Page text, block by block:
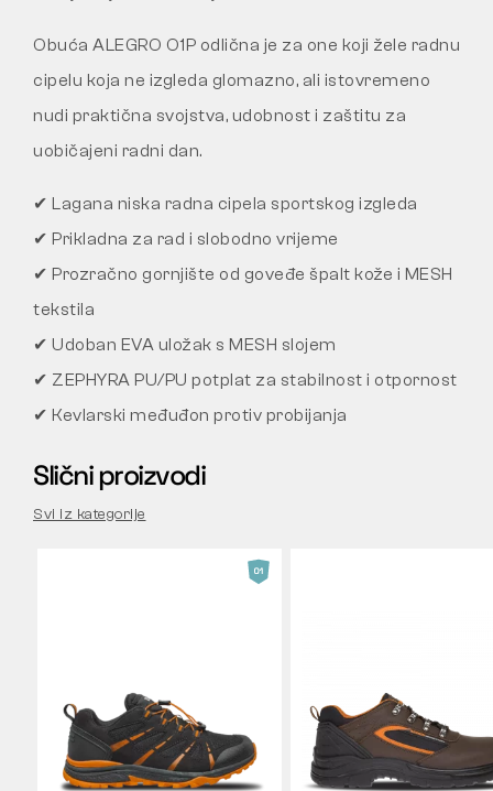
Obuća ALEGRO O1P odlična je za one koji žele radnu
cipelu koja ne izgleda glomazno, ali istovremeno
nudi praktična svojstva, udobnost i zaštitu za
uobičajeni radni dan.
✔ Lagana niska radna cipela sportskog izgleda
✔ Prikladna za rad i slobodno vrijeme
✔ Prozračno gornjište od goveđe špalt kože i MESH
tekstila
✔ Udoban EVA uložak s MESH slojem
✔ ZEPHYRA PU/PU potplat za stabilnost i otpornost
✔ Kevlarski međuđon protiv probijanja
Slični proizvodi
Svi iz kategorije